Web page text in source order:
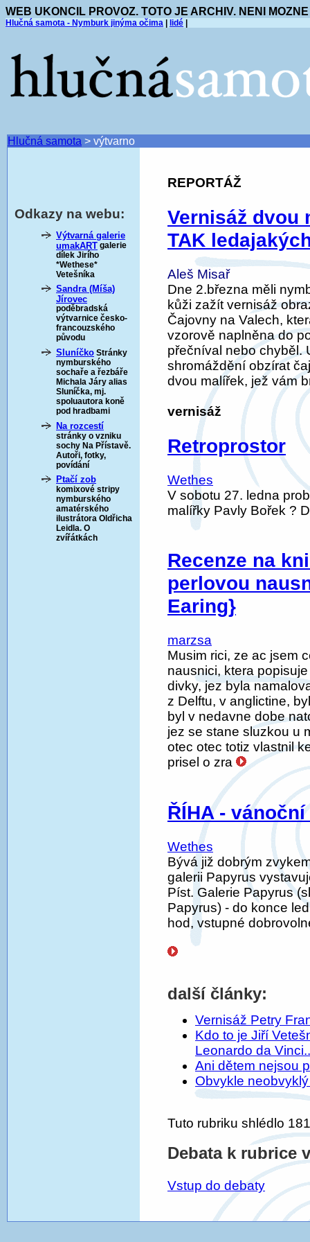
WEB UKONCIL PROVOZ. TOTO JE ARCHIV. NENI
Hlučná samota - Nymburk jinýma očima lidé
Hlučná samota > výtvarno
Odkazy na webu:
Výtvarná galerie
umakART galerie
dílek Jirího
*Wethese*
Vetešníka
Sandra (Míša)
Jírovec
poděbradská
výtvarnice česko-
francouzského
původu
Sluníčko Stránky
nymburského
sochaře a řezbáře
Michala Járy alias
Sluníčka, mj.
spoluautora koně
pod hradbami
Na rozcestí
stránky o vzniku
sochy Na Přístavě.
Autoři, fotky,
povídání
Ptačí zob
komixové stripy
nymburského
amatérského
ilustrátora Oldřicha
Leidla. O
zvířátkách
REPORTÁŽ
Vernisáž dvou
TAK
Aleš Misař
Dne 2.března měli
kůži zažít vernisáž
Čajovny na Valech,
vzorově naplněna do
přečníval nebo chyběl.
shromáždění obzírat
dvou malířek, jež vám
vernisáž
Retroprostor
Wethes
V sobotu 27. ledna
malířky Pavly Bořek ?
Recenze na
perlovou
Earing}
marzsa
Musim rici, ze ac jsem
nausnici, ktera
divky, jez byla
z Delftu, v anglictine,
byl v nedavne dobe
jez se stane sluzkou u
otec otec totiz vlastnil
prisel o zra
ŘÍHA -
Wethes
Bývá již dobrým
galerii Papyrus
Píst. Galerie Papyrus
Papyrus) - do konce
hod, vstupné
další články:
Vernisáž Petry
Kdo to je Jiří
Leonardo da
Ani dětem nejsou
Obvykle
Tuto rubriku shlédlo
Debata k rubrice
Vstup do debaty